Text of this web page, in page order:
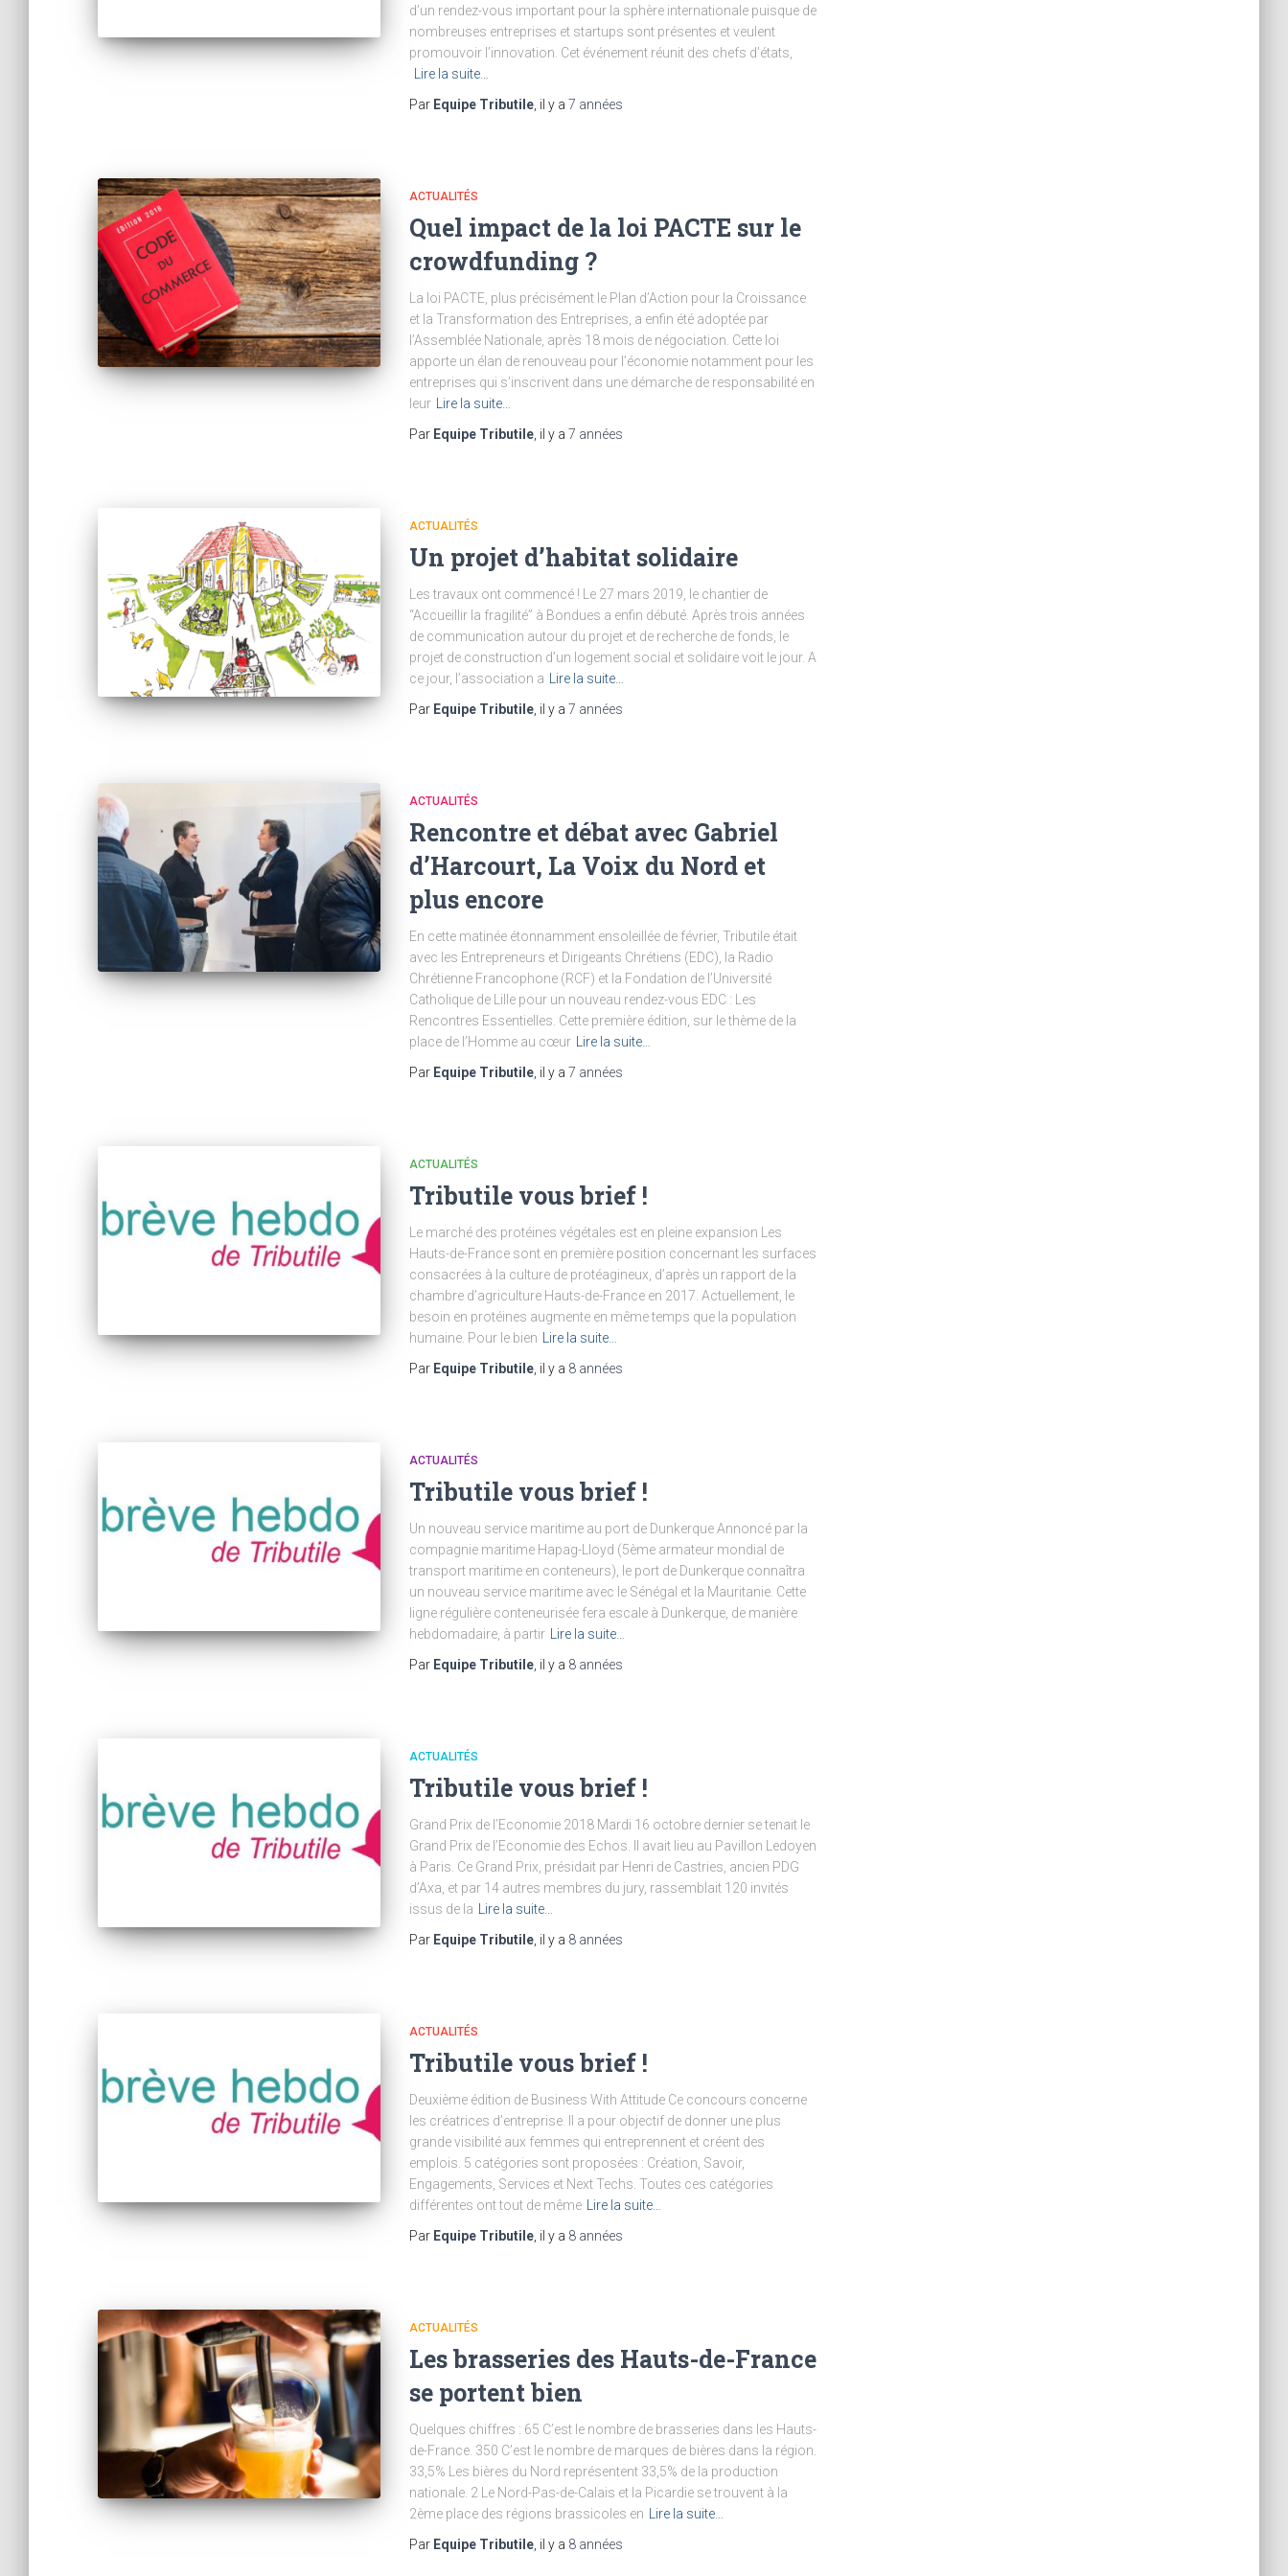
d’un rendez-vous important pour la sphère internationale puisque de
nombreuses entreprises et startups sont présentes et veulent
promouvoir l’innovation. Cet événement réunit des chefs d’états,
Lire la suite…
Par Equipe Tributile , il y a 7 années
ACTUALITÉS
Quel impact de la loi PACTE sur le
crowdfunding ?
La loi PACTE, plus précisément le Plan d’Action pour la Croissance
et la Transformation des Entreprises, a enfin été adoptée par
l’Assemblée Nationale, après 18 mois de négociation. Cette loi
apporte un élan de renouveau pour l’économie notamment pour les
entreprises qui s’inscrivent dans une démarche de responsabilité en
leur
Lire la suite…
Par Equipe Tributile , il y a 7 années
ACTUALITÉS
Un projet d’habitat solidaire
Les travaux ont commencé ! Le 27 mars 2019, le chantier de
“Accueillir la fragilité” à Bondues a enfin débuté. Après trois années
de communication autour du projet et de recherche de fonds, le
projet de construction d’un logement social et solidaire voit le jour. A
ce jour, l’association a
Lire la suite…
Par Equipe Tributile , il y a 7 années
ACTUALITÉS
Rencontre et débat avec Gabriel
d’Harcourt, La Voix du Nord et
plus encore
En cette matinée étonnamment ensoleillée de février, Tributile était
avec les Entrepreneurs et Dirigeants Chrétiens (EDC), la Radio
Chrétienne Francophone (RCF) et la Fondation de l’Université
Catholique de Lille pour un nouveau rendez-vous EDC : Les
Rencontres Essentielles. Cette première édition, sur le thème de la
place de l’Homme au cœur
Lire la suite…
Par Equipe Tributile , il y a 7 années
ACTUALITÉS
Tributile vous brief !
Le marché des protéines végétales est en pleine expansion Les
Hauts-de-France sont en première position concernant les surfaces
consacrées à la culture de protéagineux, d’après un rapport de la
chambre d’agriculture Hauts-de-France en 2017. Actuellement, le
besoin en protéines augmente en même temps que la population
humaine. Pour le bien
Lire la suite…
Par Equipe Tributile , il y a 8 années
ACTUALITÉS
Tributile vous brief !
Un nouveau service maritime au port de Dunkerque Annoncé par la
compagnie maritime Hapag-Lloyd (5ème armateur mondial de
transport maritime en conteneurs), le port de Dunkerque connaîtra
un nouveau service maritime avec le Sénégal et la Mauritanie. Cette
ligne régulière conteneurisée fera escale à Dunkerque, de manière
hebdomadaire, à partir
Lire la suite…
Par Equipe Tributile , il y a 8 années
ACTUALITÉS
Tributile vous brief !
Grand Prix de l’Economie 2018 Mardi 16 octobre dernier se tenait le
Grand Prix de l’Economie des Echos. Il avait lieu au Pavillon Ledoyen
à Paris. Ce Grand Prix, présidait par Henri de Castries, ancien PDG
d’Axa, et par 14 autres membres du jury, rassemblait 120 invités
issus de la
Lire la suite…
Par Equipe Tributile , il y a 8 années
ACTUALITÉS
Tributile vous brief !
Deuxième édition de Business With Attitude Ce concours concerne
les créatrices d’entreprise. Il a pour objectif de donner une plus
grande visibilité aux femmes qui entreprennent et créent des
emplois. 5 catégories sont proposées : Création, Savoir,
Engagements, Services et Next Techs. Toutes ces catégories
différentes ont tout de même
Lire la suite…
Par Equipe Tributile , il y a 8 années
ACTUALITÉS
Les brasseries des Hauts-de-France
se portent bien
Quelques chiffres : 65 C’est le nombre de brasseries dans les Hauts-
de-France. 350 C’est le nombre de marques de bières dans la région.
33,5% Les bières du Nord représentent 33,5% de la production
nationale. 2 Le Nord-Pas-de-Calais et la Picardie se trouvent à la
2ème place des régions brassicoles en
Lire la suite…
Par Equipe Tributile , il y a 8 années